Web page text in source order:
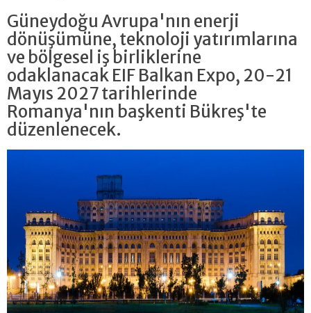
Güneydoğu Avrupa'nın enerji
dönüşümüne, teknoloji yatırımlarına
ve bölgesel iş birliklerine
odaklanacak EIF Balkan Expo, 20-21
Mayıs 2027 tarihlerinde
Romanya'nın başkenti Bükreş'te
düzenlenecek.